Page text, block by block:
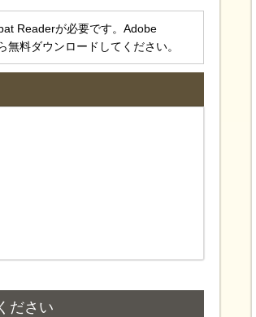
Readerが必要です。Adobe
料ダウンロードしてください。
ださい